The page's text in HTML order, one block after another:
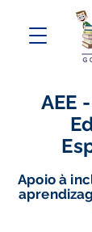
AEE
Apoio à